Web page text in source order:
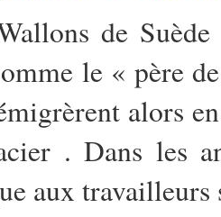
de
le « père
alors
. Dans les
aux travailleurs